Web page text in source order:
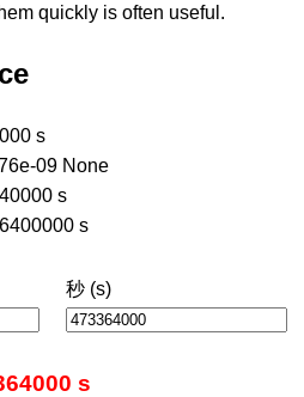
quickly is often useful.
s
09 None
s
s
秒 (s)
s